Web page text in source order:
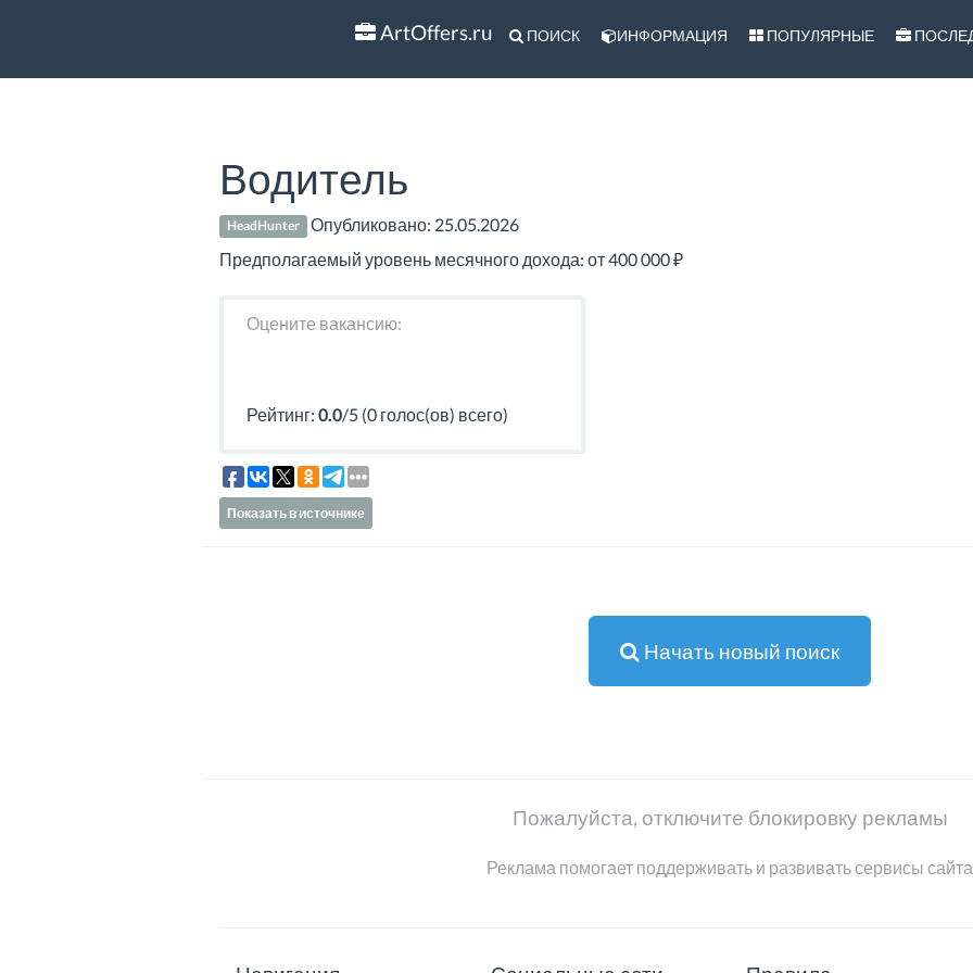
ArtOffers.ru ПОИСК ИНФОРМАЦИЯ ПОПУЛЯРНЫЕ
Водитель
HeadHunter Опубликовано: 25.05.2026
Предполагаемый уровень месячного дохода: от 400 000 ₽
Оцените вакансию:
Рейтинг: 0.0/5 (0 голос(ов) всего)
Показать в источнике
Начать новый поиск
Пожалуйста, отключите блокировку рекламы
Реклама помогает поддерживать и развивать сервисы сайта